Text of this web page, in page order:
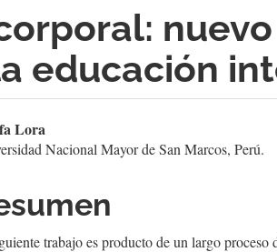
nuevo
educación
Lora
Nacional Mayor de San Marcos, Perú.
trabajo es producto de un largo proceso